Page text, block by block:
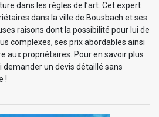
dans les règles de l’art. Cet expert
dans la ville de Bousbach et ses
raisons dont la possibilité pour lui de
complexes, ses prix abordables ainsi
aux propriétaires. Pour en savoir plus
demander un devis détaillé sans
!